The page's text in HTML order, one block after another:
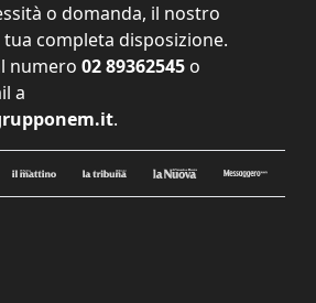
o domanda, il nostro
completa disposizione.
numero 02 89362545 o
a
.